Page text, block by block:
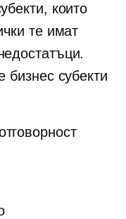
които
те имат
бизнес субекти